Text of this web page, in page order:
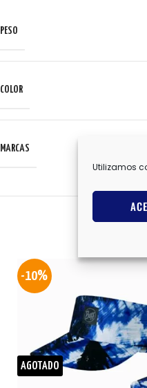
Utilizamos
PESO
COLOR
MARCAS
-10%
AGOTADO